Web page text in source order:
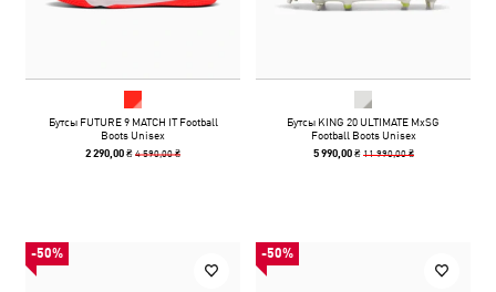
Бутсы FUTURE 9 MATCH IT Football
Boots Unisex
2 290,00 ₴4 590,00 ₴
Бутсы KING 20 ULTIMATE MxSG
Football Boots Unisex
5 990,00 ₴ 11 990,00 ₴
-50% -50%